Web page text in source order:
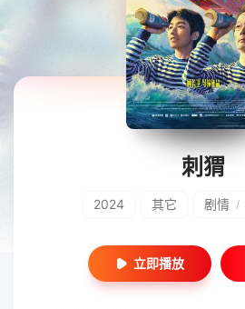
暂无观看影片的记录
刺猬
2024 其它 剧情 /
立即播放